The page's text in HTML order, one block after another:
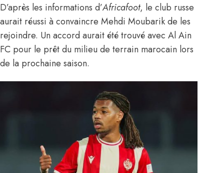
D’après les informations d’Africafoot, le club russe
aurait réussi à convaincre Mehdi Moubarikde les
rejoindre. Un accord aurait été trouvé avec Al Ain
FC pour le prêt du milieu de terrain marocain lors
de la prochaine saison.